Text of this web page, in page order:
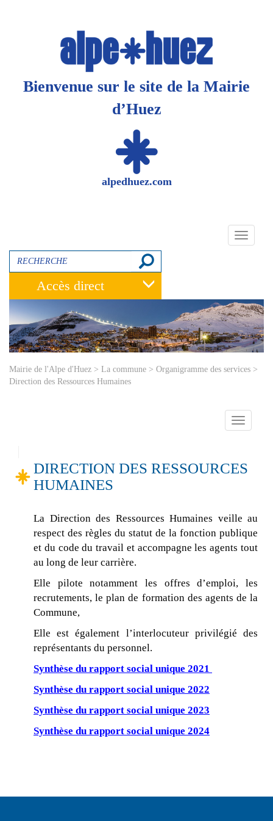
Bienvenue sur le site de la Mairie
d’Huez
alpedhuez.com
Toggle
Accès direct
Mairie de l'Alpe d'Huez > La commune > Organigramme des services >
Direction des Ressources Humaines
Toggle
DIRECTION DES RESSOURCES
HUMAINES
La Direction des Ressources Humaines veille au
respect des règles du statut de la fonction publique
et du code du travail et accompagne les agents tout
au long de leur carrière.
Elle pilote notamment les offres d’emploi, les
recrutements, le plan de formation des agents de la
Commune,
Elle est également l’interlocuteur privilégié des
représentants du personnel.
Synthèse du rapport social unique 2021
Synthèse du rapport social unique 2022
Synthèse du rapport social unique 2023
Synthèse du rapport social unique 2024